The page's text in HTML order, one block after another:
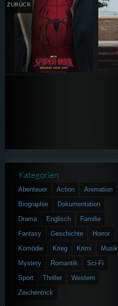
ZURÜCK
Kategorien
Abenteuer Action
Animation
Biographie
Dokumentation
Drama
Englisch
Familie
Fantasy
Geschichte
Horror
Komödie
Krieg Krimi
Musik
Mystery
Romantik
Sci-Fi
Sport
Thriller
Western
Zeichentrick